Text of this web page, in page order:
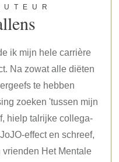
ik mijn hele carrière
Na zowat alle diëten
te hebben
zoeken 'tussen mijn
hielp talrijke collega-
effect en schreef,
Het Mentale